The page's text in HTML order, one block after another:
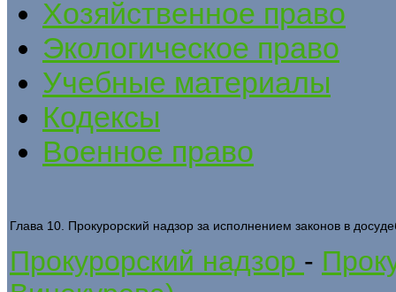
Хозяйственное право
Экологическое право
Учебные материалы
Кодексы
Военное право
Глава 10. Прокурорский надзор за исполнением законов в
Прокурорский надзор -